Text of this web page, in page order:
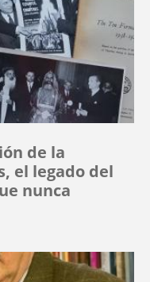
de la
el legado del
nunca